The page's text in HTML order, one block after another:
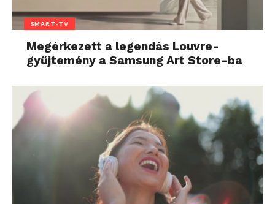
SMART-TV
Megérkezett a legendás Louvre-
gyűjtemény a Samsung Art Store-ba